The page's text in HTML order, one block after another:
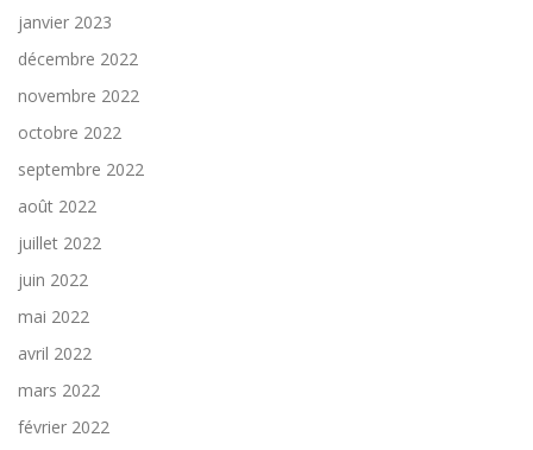
janvier 2023
décembre 2022
novembre 2022
octobre 2022
septembre 2022
août 2022
juillet 2022
juin 2022
mai 2022
avril 2022
mars 2022
février 2022